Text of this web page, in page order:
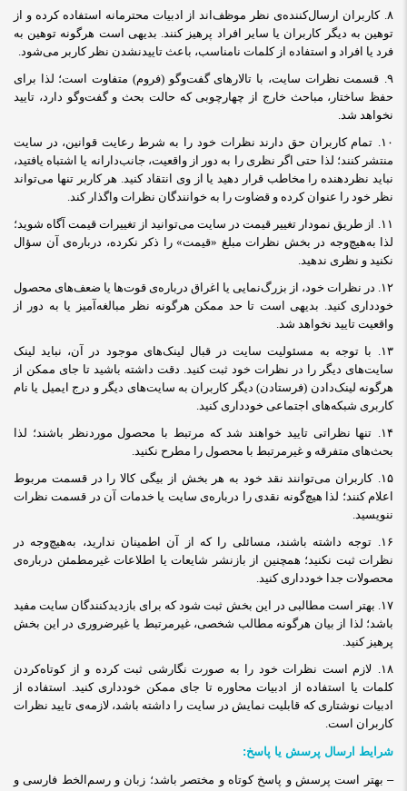
۸. کاربران ارسال‌کننده‌ی نظر موظف‌اند از ادبیات محترمانه استفاده کرده و از
توهین به دیگر کاربران یا سایر افراد پرهیز کنند. بدیهی است هرگونه توهین به
فرد یا افراد و استفاده از کلمات نامناسب، باعث تاییدنشدن نظر کاربر می‌شود.
۹.
قسمت نظرات سایت، با تالارهای گفت‌وگو (فروم) متفاوت است؛ لذا برای
حفظ ساختار، مباحث خارج از چهارچوبی که حالت بحث و گفت‌وگو دارد، تایید
نخواهد شد.
۱۰.
تمام کاربران حق دارند نظرات خود را به شرط رعایت قوانین، در سایت
منتشر کنند؛ لذا حتی اگر نظری را به دور از واقعیت، جانب‌دارانه یا اشتباه یافتید،
نباید نظردهنده را مخاطب قرار دهید یا از وی انتقاد کنید. هر کاربر تنها می‌تواند
نظر خود را عنوان کرده و قضاوت را به خوانندگان نظرات واگذار کند.
۱۱.
از طریق نمودار تغییر قیمت در سایت می‌توانید از تغییرات قیمت آگاه شوید؛
لذا به‌هیچ‌وجه در بخش نظرات مبلغ «قیمت» را ذکر نکرده، درباره‌ی آن سؤال
نکنید و نظری ندهید.
۱۲. در نظرات خود، از بزرگ‌نمایی یا اغراق درباره‌ی قوت‌ها یا ضعف‌های محصول
خودداری کنید. بدیهی است تا حد ممکن هرگونه نظر مبالغه‌آمیز یا به دور از
واقعیت تایید نخواهد شد.
۱۳.
با توجه به مسئولیت سایت در قبال لینک‌های موجود در آن، نباید لینک
سایت‌های دیگر را در نظرات خود ثبت کنید. دقت داشته باشید تا جای ممکن از
هرگونه لینک‌دادن (فرستادن) دیگر کاربران به سایت‌های دیگر و درج ایمیل یا نام
کاربری شبکه‌های اجتماعی خودداری کنید.
۱۴.
تنها نظراتی تایید خواهند شد که مرتبط با محصول موردنظر باشند؛ لذا
بحث‌های متفرقه و غیرمرتبط با محصول را مطرح نکنید.
۱۵.
کاربران می‌توانند نقد خود به هر بخش از بیگی کالا را در قسمت مربوط
اعلام کنند؛ لذا هیچ‌گونه نقدی را درباره‌ی سایت یا خدمات آن در قسمت نظرات
ننویسید.
۱۶.
توجه داشته باشند، مسائلی را که از آن اطمینان ندارید، به‌هیچ‌وجه در
نظرات ثبت نکنید؛ همچنین از بازنشر شایعات یا اطلاعات غیرمطمئن درباره‌ی
محصولات جدا خودداری کنید.
۱۷. بهتر است مطالبی در این بخش ثبت شود که برای بازدیدکنندگان سایت مفید
باشد؛ لذا از بیان هرگونه مطالب شخصی، غیرمرتبط یا غیرضروری در این بخش
پرهیز کنید.
۱۸.
لازم است نظرات خود را به صورت نگارشی ثبت کرده و از کوتاه‌کردن
کلمات یا استفاده از ادبیات محاوره تا جای ممکن خودداری کنید. استفاده از
ادبیات نوشتاری که قابلیت نمایش در سایت را داشته باشد، لازمه‌ی تایید نظرات
کاربران است.
شرایط ارسال پرسش یا پاسخ:
– بهتر است پرسش و پاسخ کوتاه و مختصر باشد؛ زبان و رسم‌الخط فارسی و